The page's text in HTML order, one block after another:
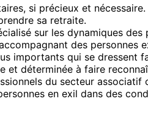
si précieux et nécessaire.
sa retraite.
sur les dynamiques
des
importants qui se dressent
et déterminée à faire
du secteur
en exil dans des